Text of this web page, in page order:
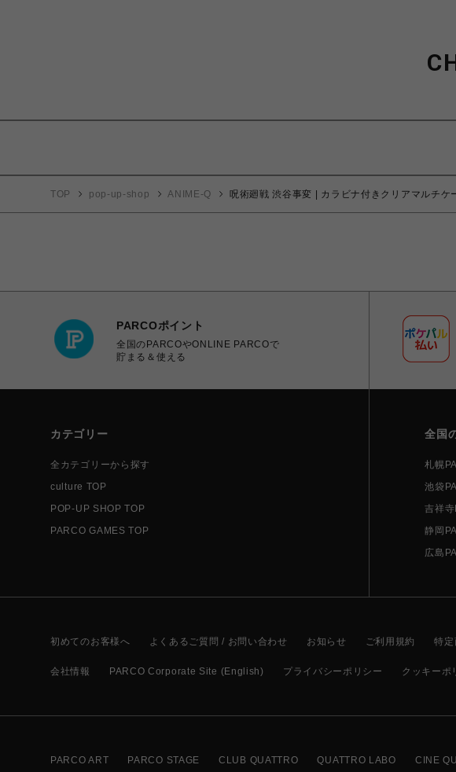
TOP pop-up-shop ANIME-Q 呪術廻戦 渋谷事変 | カラビナ付きクリアマルチケ
PARCOポイント
全国のPARCOやONLINE PARCOで
貯まる＆使える
カテゴリー
全カテゴリーから探す
culture TOP
POP-UP SHOP TOP
PARCO GAMES TOP
全国
札幌
池袋
吉祥
静岡
広島
初めてのお客様へ よくあるご質問 / お問い合わせ お知らせ ご利用規約 特定
会社情報 PARCO Corporate Site (English) プライバシーポリシー クッキーポ
PARCO ART PARCO STAGE CLUB QUATTRO QUATTRO LABO CINE